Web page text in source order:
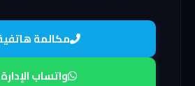
مكالمة
واتساب الإدارة